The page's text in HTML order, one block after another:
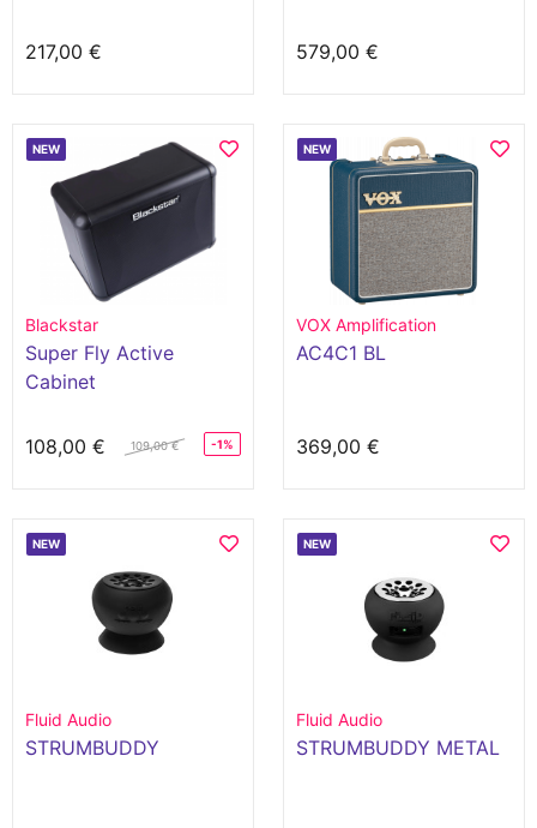
217,00 € 579,00 €
NEW
Blackstar
Super Fly Active
Cabinet
108,00 € 109,00 € -1%
NEW
VOX Amplification
AC4C1 BL
369,00 €
NEW
Fluid Audio
STRUMBUDDY
NEW
Fluid Audio
STRUMBUDDY METAL